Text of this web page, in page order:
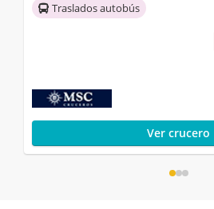
Traslados autobús
Ver crucero